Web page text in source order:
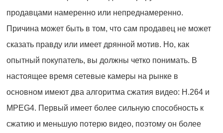
продавцами намеренно или непреднамеренно.
Причина может быть в том, что сам продавец не может
сказать правду или имеет дрянной мотив. Но, как
опытный покупатель, вы должны четко понимать. В
настоящее время сетевые камеры на рынке в
основном имеют два алгоритма сжатия видео: H.264 и
MPEG4. Первый имеет более сильную способность к
сжатию и меньшую потерю видео, поэтому он более